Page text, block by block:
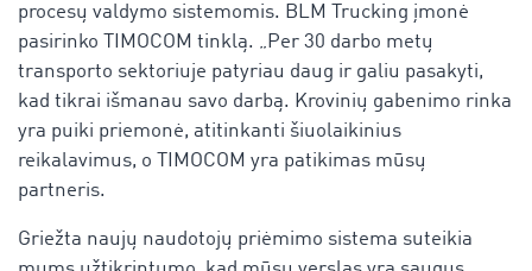
procesų valdymo sistemomis. BLM Trucking įmonė
pasirinko TIMOCOM tinklą. „Per 30 darbo metų
transporto sektoriuje patyriau daug ir galiu pasakyti,
kad tikrai išmanau savo darbą. Krovinių gabenimo rinka
yra puiki priemonė, atitinkanti šiuolaikinius
reikalavimus, o TIMOCOM yra patikimas mūsų
partneris.
Griežta naujų naudotojų priėmimo sistema suteikia